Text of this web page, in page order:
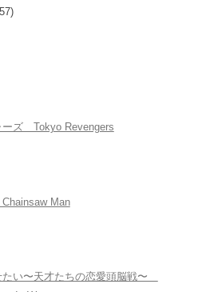
ーズ Tokyo Revengers
Man
たい〜天才たちの恋愛頭脳戦〜